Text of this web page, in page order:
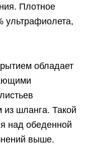
Плотное
ультрафиолета,
обладает
шланга. Такой
над обеденной
выше.